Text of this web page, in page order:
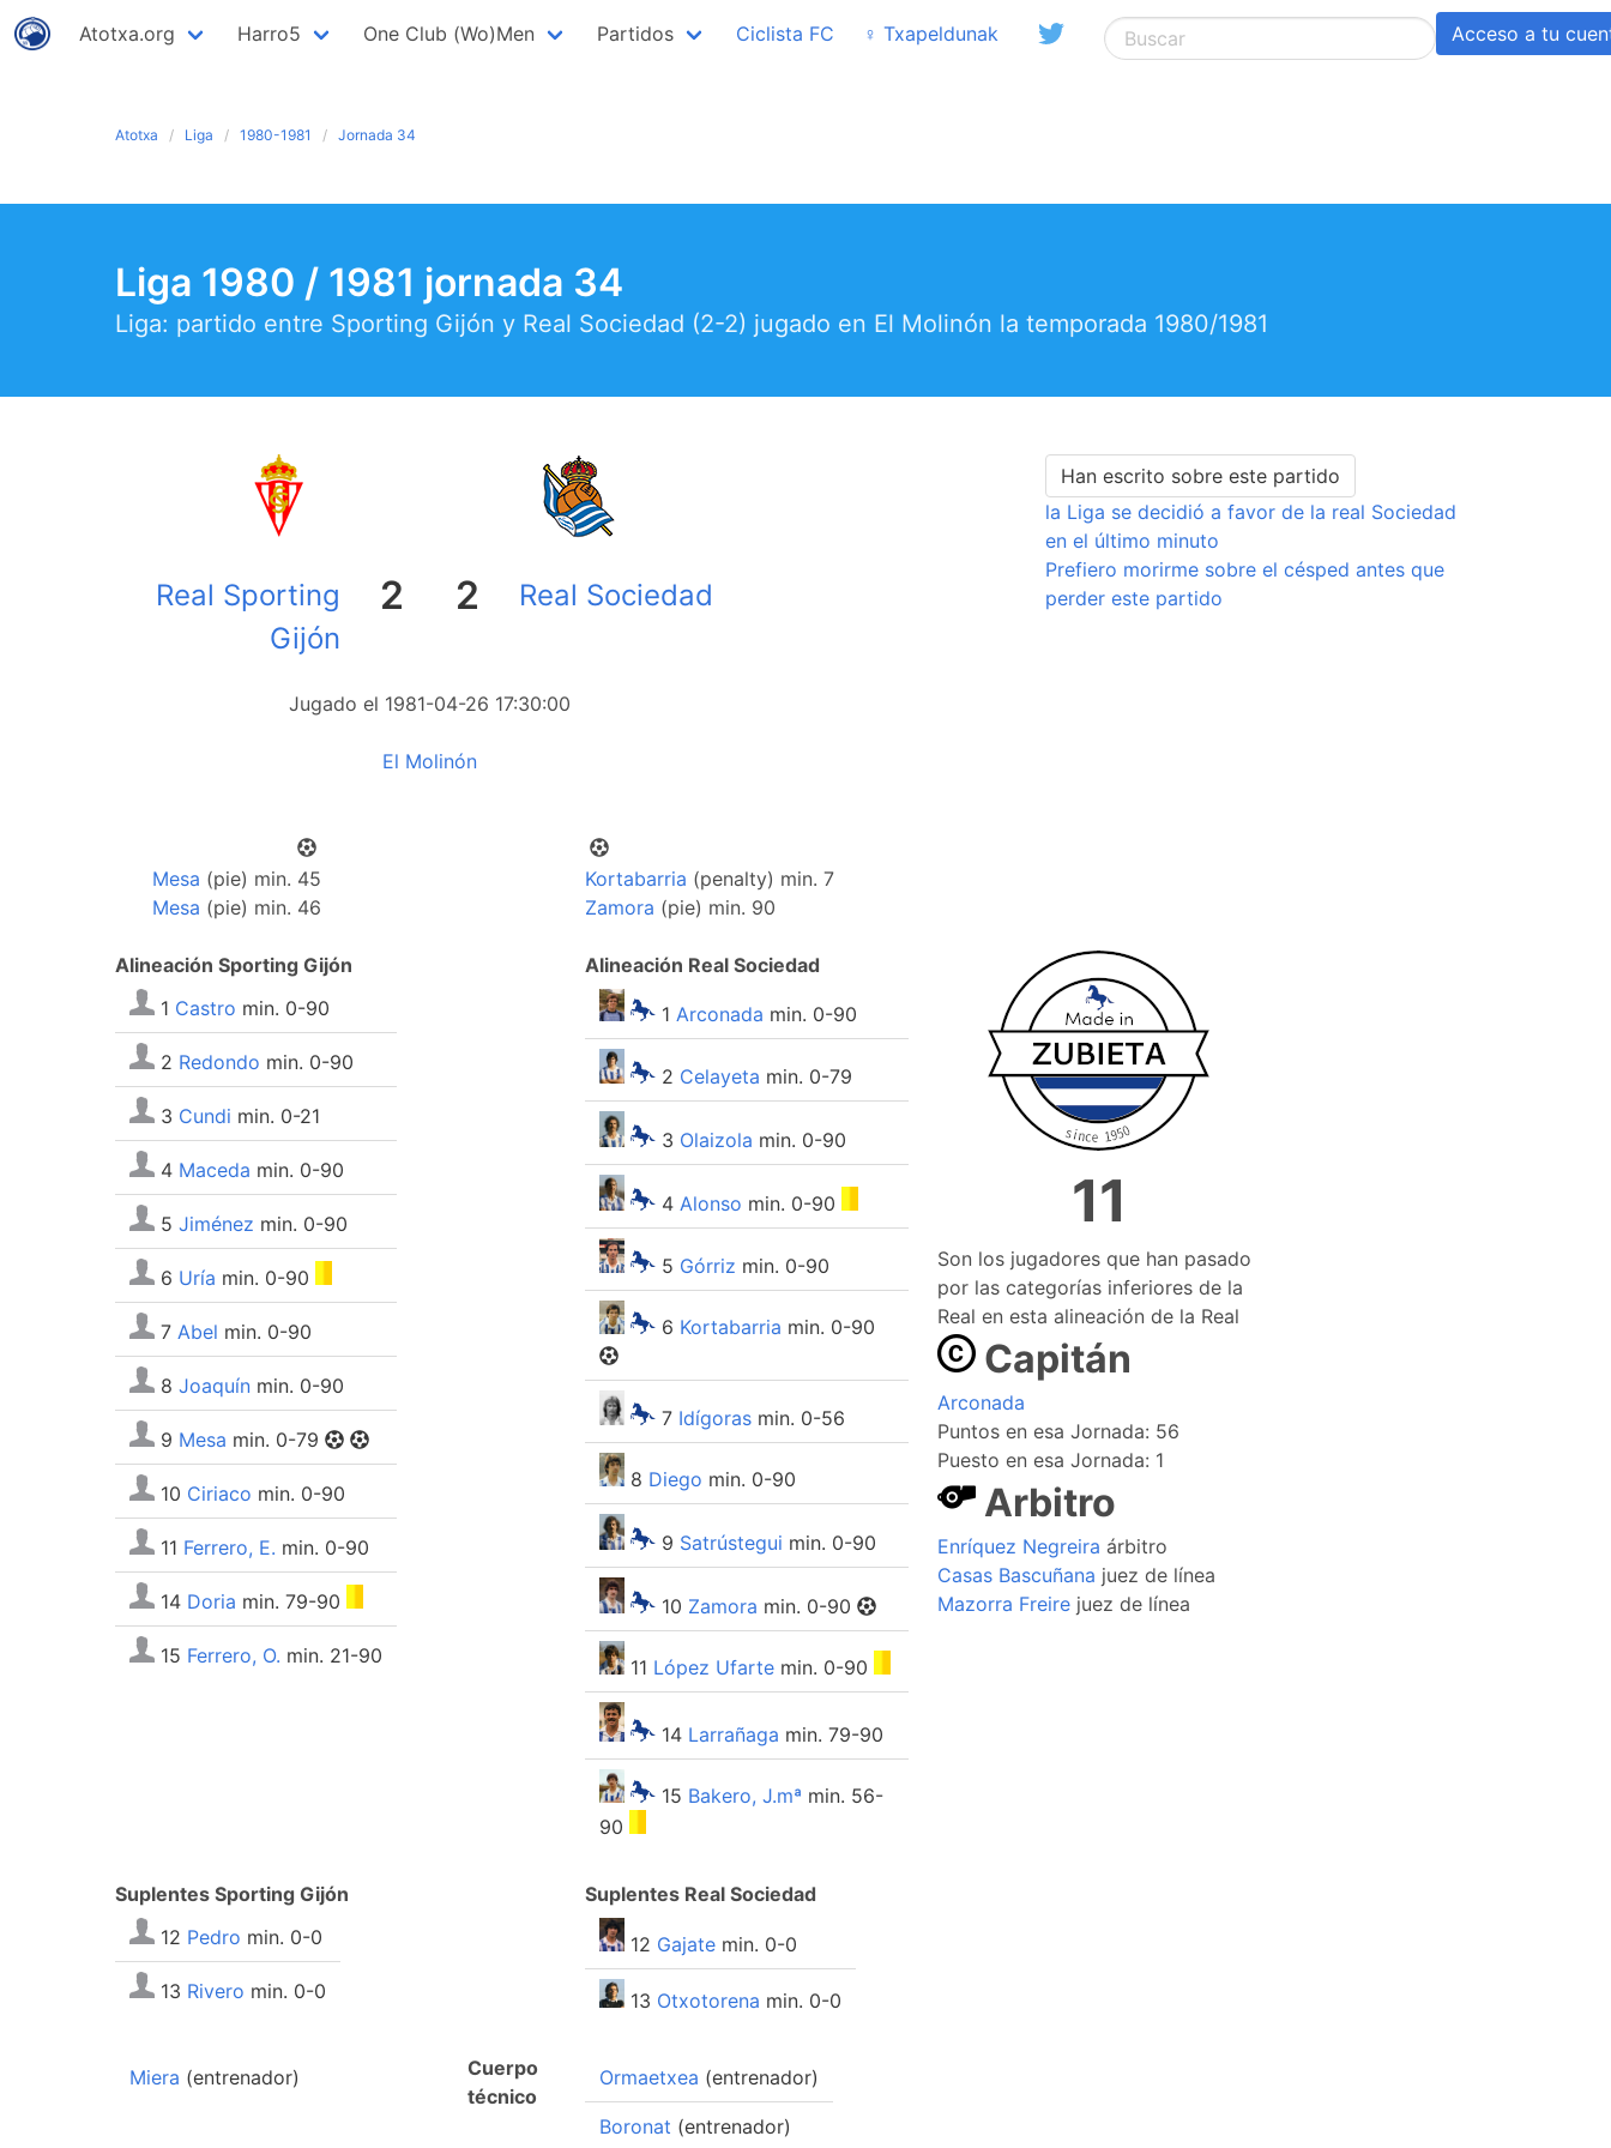
Atotxa.org Harro5 One Club (Wo)Men Partidos Ciclista FC ♀ Txapeldunak Acceso a tu
Atotxa Liga 1980-1981 Jornada 34
Liga 1980 / 1981 jornada 34
Liga: partido entre Sporting Gijón y Real Sociedad (2-2) jugado en El Molinón la temporada 1980/1981
Real Sporting
Gijón
2 2 Real Sociedad
Jugado el 1981-04-26 17:30:00
El Molinón
Han escrito sobre este partido
la Liga se decidió a favor de la real Sociedad
en el último minuto
Prefiero morirme sobre el césped antes que
perder este partido
Mesa (pie) min. 45
Mesa (pie) min. 46
Kortabarria (penalty) min. 7
Zamora (pie) min. 90
Alineación Sporting Gijón
1 Castro min. 0-90
2 Redondo min. 0-90
3 Cundi min. 0-21
4 Maceda min. 0-90
5 Jiménez min. 0-90
6 Uría min. 0-90
7 Abel min. 0-90
8 Joaquín min. 0-90
9 Mesa min. 0-79
10 Ciriaco min. 0-90
11 Ferrero, E. min. 0-90
14 Doria min. 79-90
15 Ferrero, O. min. 21-90
Alineación Real Sociedad
1 Arconada min. 0-90
2 Celayeta min. 0-79
3 Olaizola min. 0-90
4 Alonso min. 0-90
5 Górriz min. 0-90
6 Kortabarria min. 0-90
7 Idígorasmin. 0-56
8 Diego min. 0-90
9 Satrústegui min. 0-90
10 Zamora min. 0-90
11 López Ufartemin. 0-90
14 Larrañaga min. 79-90
15 Bakero, J.mª min. 56-
90
11
Son los jugadores que han pasado
por las categorías inferiores de la
Real en esta alineación de la Real
Capitán
Arconada
Puntos en esa Jornada: 56
Puesto en esa Jornada: 1
Arbitro
Enríquez Negreira árbitro
Casas Bascuñana juez de línea
Mazorra Freirejuez de línea
Suplentes Sporting Gijón
12 Pedro min. 0-0
13 Rivero min. 0-0
Suplentes Real Sociedad
12 Gajatemin. 0-0
13 Otxotorena min. 0-0
Miera (entrenador)
Cuerpo
técnico
Ormaetxea (entrenador)
Boronat (entrenador)